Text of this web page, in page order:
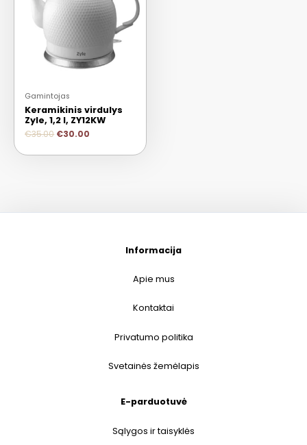
Gamintojas
Keramikinis virdulys
Zyle, 1,2 l, ZY12KW
€35.00 €30.00
Informacija
Apie mus
Kontaktai
Privatumo politika
Svetainės žemėlapis
E-parduotuvė
Sąlygos ir taisyklės